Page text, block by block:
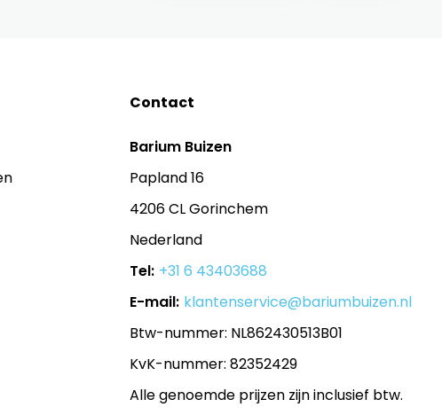
Contact
Barium Buizen
Papland 16
4206 CL Gorinchem
Nederland
Tel: +31 6 43403688
E-mail: klantenservice@bariumbuizen.nl
Btw-nummer: NL862430513B01
KvK-nummer: 82352429
Alle genoemde prijzen zijn inclusief btw.